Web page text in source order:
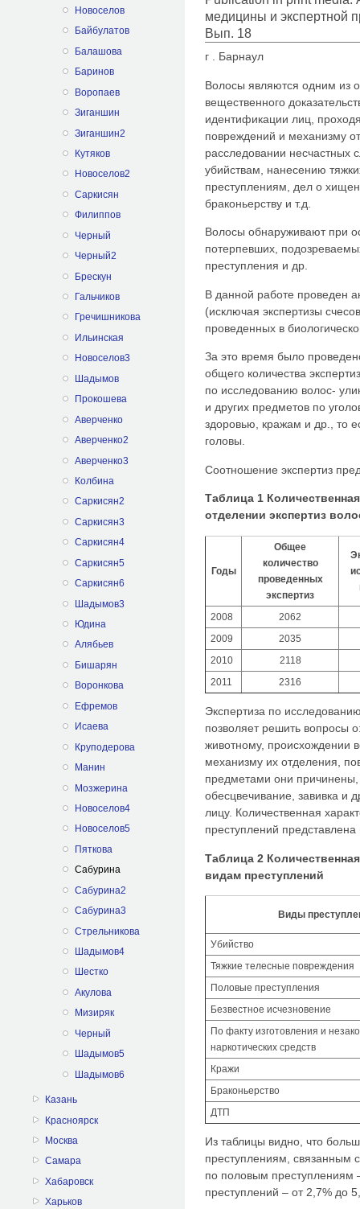
Новоселов
Байбулатов
Балашова
Баринов
Воропаев
Зиганшин
Зиганшин2
Кутяков
Новоселов2
Саркисян
Филиппов
Черный
Черный2
Брескун
Гальчиков
Гречишникова
Ильинская
Новоселов3
Шадымов
Прокошева
Аверченко
Аверченко2
Аверченко3
Колбина
Саркисян2
Саркисян3
Саркисян4
Саркисян5
Саркисян6
Шадымов3
Юдина
Алябьев
Бишарян
Воронкова
Ефремов
Исаева
Круподерова
Манин
Мозжерина
Новоселов4
Новоселов5
Пяткова
Сабурина
Сабурина2
Сабурина3
Стрельникова
Шадымов4
Шестко
Акулова
Мизиряк
Черный
Шадымов5
Шадымов6
Казань
Красноярск
Москва
Самара
Хабаровск
Харьков
медицины и экспертной
Вып. 18
г . Барнаул
Волосы являются одним из
вещественного
идентификации лиц,
повреждений и механизму
расследовании несчастных
убийствам, нанесению
преступлениям, дел о
браконьерству и т.д.
Волосы обнаруживают при
потерпевших,
преступления и др.
В данной работе проведен
(исключая экспертизы
проведенных в
За это время было
общего количества
по исследованию волос-
и других предметов по
здоровью, кражам и др., то
головы.
Соотношение экспертиз
Таблица 1
отделении экспертиз
Годы
Общее
количество
проведенных
экспертиз
2008
2062
2009
2035
2010
2118
2011
2316
Экспертиза по
позволяет решить вопросы
животному, происхождении
механизму их отделения,
предметами они
обесцвечивание, завивка и
лицу. Количественная
преступлений представлена
Таблица 2
видам преступлений
Виды
Убийство
Тяжкие телесные повреждения
Половые преступления
Безвестное исчезновение
По факту изготовления и
наркотических средств
Кражи
Браконьерство
ДТП
Из таблицы видно, что
преступлениям, связанным
по половым преступлениям
преступлений – от 2,7% до